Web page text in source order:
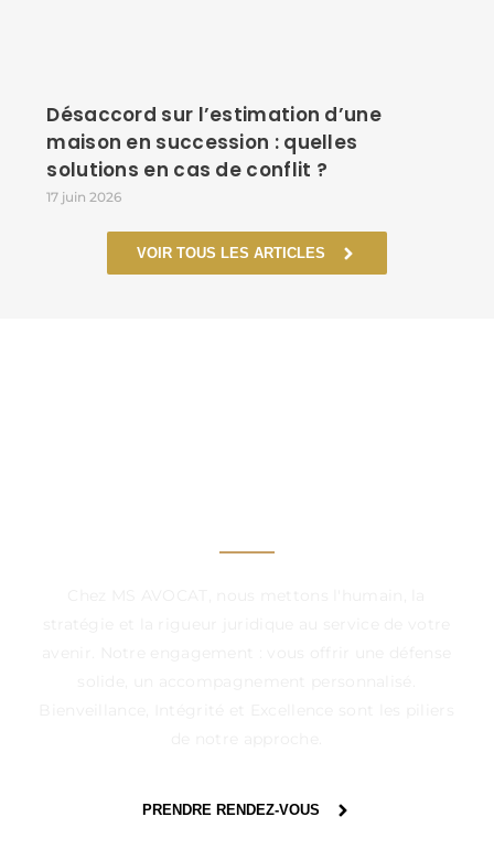
Désaccord sur l’estimation d’une
maison en succession : quelles
solutions en cas de conflit ?
17 juin 2026
VOIR TOUS LES ARTICLES
PRENDRE RENDEZ-VOUS